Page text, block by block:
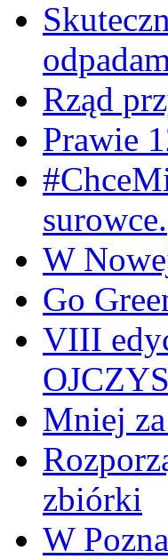
Rząd
Prawie
surowce.
W
Go
VIII
Mniej
zbiórki
W